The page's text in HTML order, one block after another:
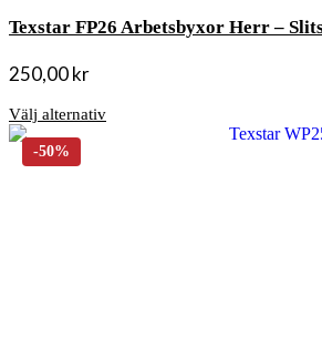
Texstar FP26 Arbetsbyxor Herr –
250,00kr
Välj alternativ